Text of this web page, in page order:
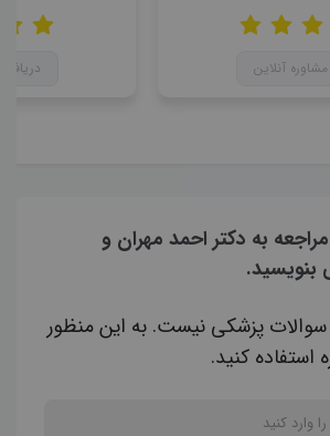
آنلاین
به دکتر احمد مهران و
بنویسید.
پزشکی نیست. به این منظور
کنید.